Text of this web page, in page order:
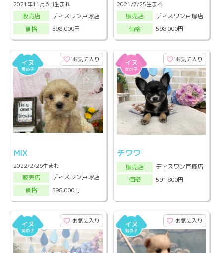
2021年11月6日生まれ
販売店
ディスワン戸塚店
価格
598,000円
2021/7/25生まれ
販売店
ディスワン戸塚店
価格
598,000円
お気に入り
MIX
2022/2/26生まれ
販売店
ディスワン戸塚店
価格
598,000円
お気に入り
チワワ
販売店
ディスワン戸塚店
価格
591,800円
お気に入り お気に入り